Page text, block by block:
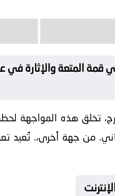
قمة المتعة والإثارة في
تخلق هذه
من جهة أخرى،. تُعيد